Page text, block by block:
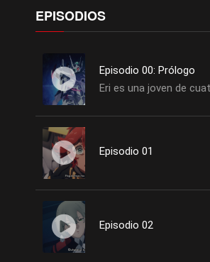
EPISODIOS
Episodio 00: Prólogo
Episodio 01
Episodio 02